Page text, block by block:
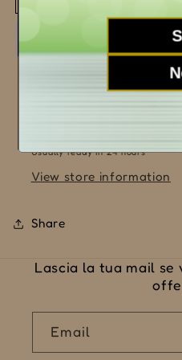
Nero
2019
2019
Usually ready in 24 hours
View store information
Share
Lascia la tua mail se
Email